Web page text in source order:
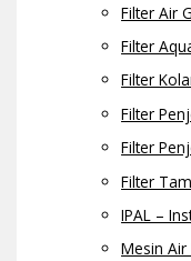
Filter Air
Filter
Filter
Filter
Filter
Filter
IPAL –
Mesin